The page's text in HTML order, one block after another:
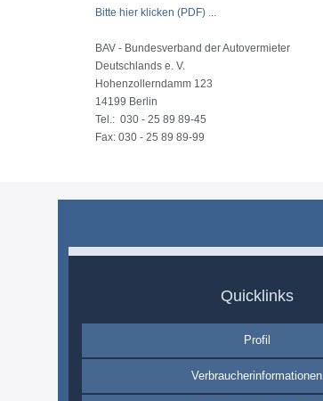
Bitte hier klicken (PDF) ...
BAV - Bundesverband der Autovermieter
Deutschlands e. V.
Hohenzollerndamm 123
14199 Berlin
Tel.: 030 - 25 89 89-45
Fax: 030 - 25 89 89-99
Quicklinks
Profil
Verbraucherinformationen